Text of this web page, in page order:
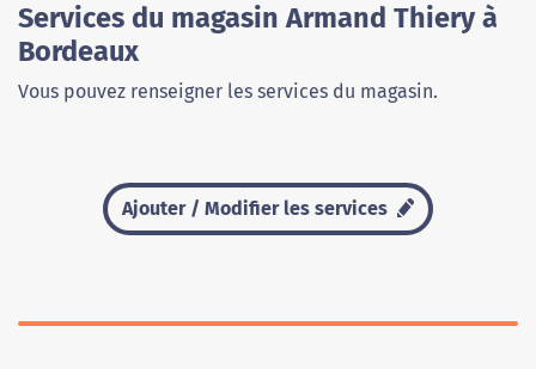
Services du magasin Armand Thiery à
Bordeaux
Vous pouvez renseigner les services du magasin.
Ajouter / Modifier les services